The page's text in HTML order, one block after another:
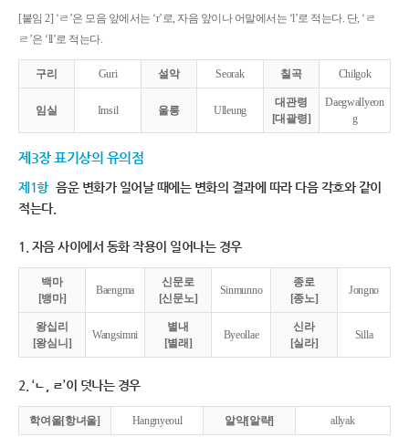
[붙임 2] ‘ㄹ’은 모음 앞에서는 ‘r’로, 자음 앞이나 어말에서는 ‘l’로 적는다. 단, ‘ㄹ
ㄹ’은 ‘ll’로 적는다.
구리 Guri 설악 Seorak 칠곡 Chilgok
임실 Imsil 울릉 Ulleung
대관령
[대괄령]
Daegwallyeon
g
제3장 표기상의 유의점
제1항 음운 변화가 일어날 때에는 변화의 결과에 따라 다음 각호와 같이
적는다.
1. 자음 사이에서 동화 작용이 일어나는 경우
백마
[뱅마]
Baengma
신문로
[신문노]
Sinmunno
종로
[종노]
Jongno
왕십리
[왕심니]
Wangsimni
별내
[별래]
Byeollae
신라
[실라]
Silla
2. ‘ㄴ, ㄹ’이 덧나는 경우
학여울[항녀울] Hangnyeoul 알약[알략] allyak